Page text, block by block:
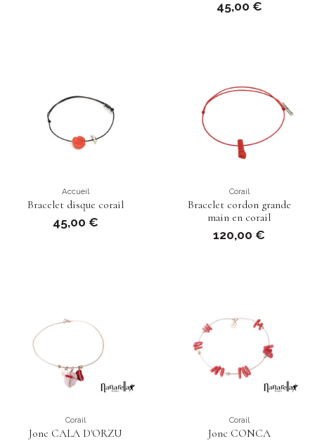
45,00 €
Accueil
Bracelet disque corail
45,00 €
Corail
Bracelet cordon grande
main en corail
120,00 €
Corail
Jonc CALA D'ORZU
Corail
Jonc CONCA